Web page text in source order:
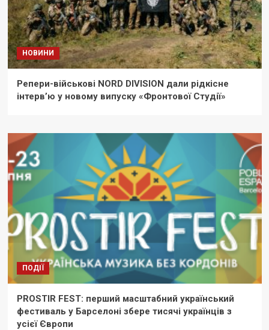
НОВИНИ
Репери-військові NORD DIVISION дали рідкісне
інтерв’ю у новому випуску «Фронтової Студії»
ПОДІЇ
PROSTIR FEST: перший масштабний український
фестиваль у Барселоні збере тисячі українців з
усієї Європи